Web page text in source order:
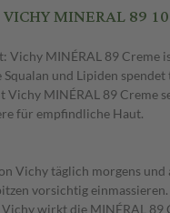
MINERAL 89
Vichy MINÉRAL 89
und Lipiden
MINÉRAL 89
für empfindliche Haut.
Vichy täglich morgens
vorsichtig
wirkt die MINÉRAL